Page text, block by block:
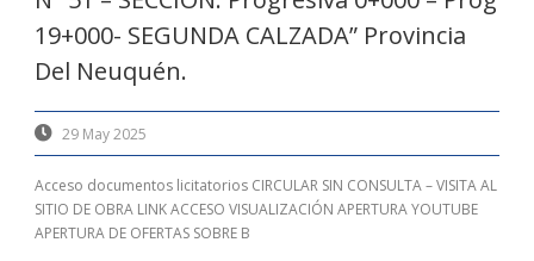
19+000- SEGUNDA CALZADA” Provincia
Del Neuquén.
29 May 2025
Acceso documentos licitatorios CIRCULAR SIN CONSULTA – VISITA AL
SITIO DE OBRA LINK ACCESO VISUALIZACIÓN APERTURA YOUTUBE
APERTURA DE OFERTAS SOBRE B